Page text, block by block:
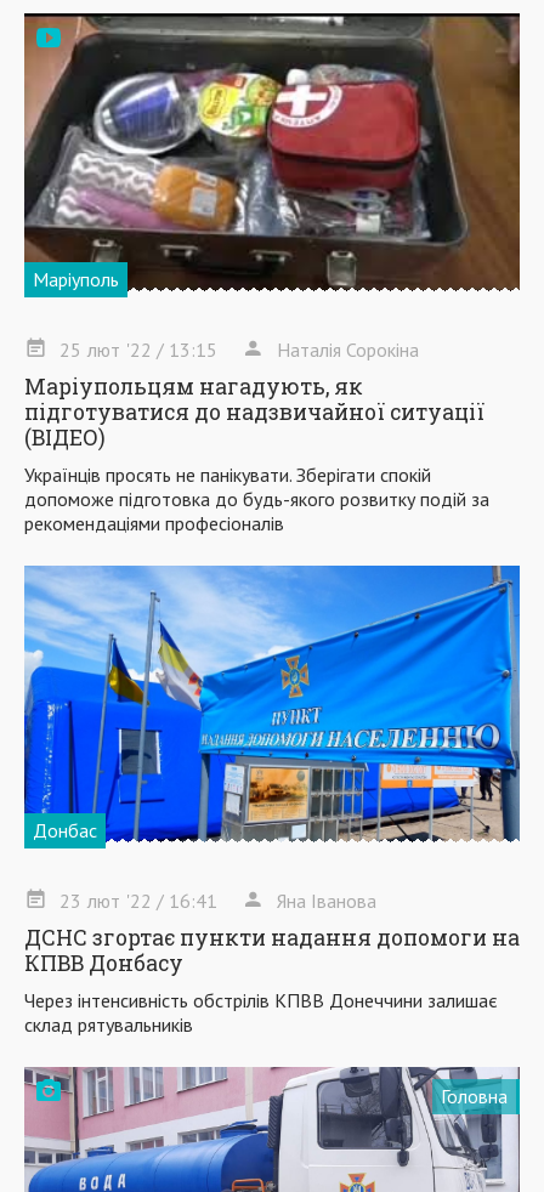
Маріуполь
25 лют '22 / 13:15 Наталія Сорокіна
Маріупольцям нагадують, як
підготуватися до надзвичайної ситуації
(ВІДЕО)
Українців просять не панікувати. Зберігати спокій
допоможе підготовка до будь-якого розвитку подій за
рекомендаціями професіоналів
Донбас
23 лют '22 / 16:41 Яна Іванова
ДСНС згортає пункти надання допомоги на
КПВВ Донбасу
Через інтенсивність обстрілів КПВВ Донеччини залишає
склад рятувальників
Головна